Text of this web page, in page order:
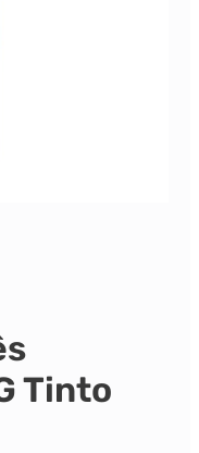
Tinto